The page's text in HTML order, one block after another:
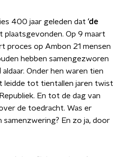
400 jaar geleden dat ‘de
plaatsgevonden. Op 9 maart
proces op Ambon 21 mensen
hebben samengezworen
aldaar. Onder hen waren tien
leidde tot tientallen jaren twist
En tot de dag van
de toedracht. Was er
samenzwering? En zo ja, door